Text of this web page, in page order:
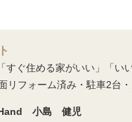
すぐ住める家がいい」「
リフォーム済み・駐車2台
Hand 小島 健児